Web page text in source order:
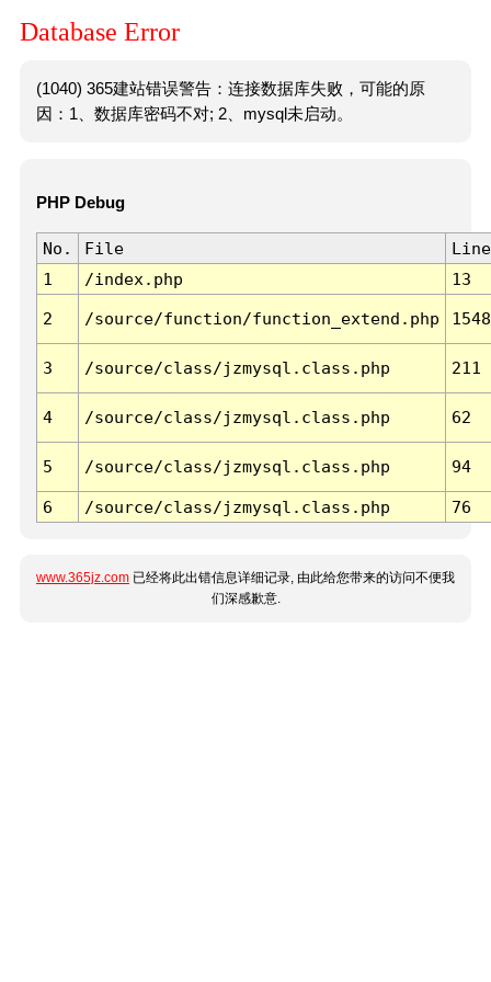
Database Error
(1040) 365建站错误警告：连接数据库失败，可能的原
因：1、数据库密码不对; 2、mysql未启动。
PHP Debug
No. File
Line
1
/index.php 13
2 /source/function/function_extend.php 1548
3 /source/class/jzmysql.class.php 211
4 /source/class/jzmysql.class.php 62
5 /source/class/jzmysql.class.php 94
6 /source/class/jzmysql.class.php 76
www.365jz.com 已经将此出错信息详细记录, 由此给您带来的访问不便我
们深感歉意.